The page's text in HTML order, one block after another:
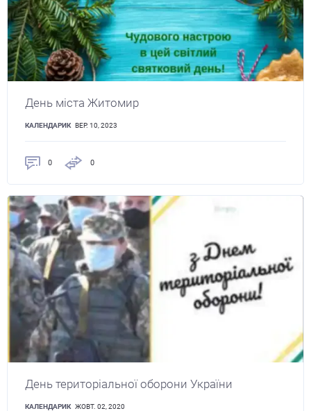
День міста Житомир
КАЛЕНДАРИК ВЕР. 10, 2023
0 0
День територіальної оборони України
КАЛЕНДАРИК ЖОВТ. 02, 2020